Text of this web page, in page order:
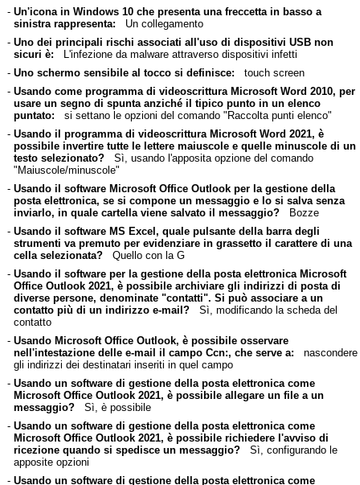
- Un'icona in Windows 10 che presenta una freccetta in basso a
sinistra rappresenta: Un collegamento
- Uno dei principali rischi associati all'uso di dispositivi USB non
sicuri è: L'infezione da malware attraverso dispositivi infetti
- Uno schermo sensibile al tocco si definisce: touch screen
- Usando come programma di videoscrittura Microsoft Word 2010, per
usare un segno di spunta anziché il tipico punto in un elenco
puntato: si settano le opzioni del comando "Raccolta punti elenco"
- Usando il programma di videoscrittura Microsoft Word 2021, è
possibile invertire tutte le lettere maiuscole e quelle minuscole di un
testo selezionato?Sì, usando l'apposita opzione del comando
"Maiuscole/minuscole"
- Usando il software Microsoft Office Outlook per la gestione della
posta elettronica, se si compone un messaggio e lo si salva senza
inviarlo, in quale cartella viene salvato il messaggio?Bozze
- Usando il software MS Excel, quale pulsante della barra degli
strumenti va premuto per evidenziare in grassetto il carattere di una
cella selezionata?Quello con la G
- Usando il software per la gestione della posta elettronica Microsoft
Office Outlook 2021, è possibile archiviare gli indirizzi di posta di
diverse persone, denominate "contatti". Si può associare a un
contatto più di un indirizzo e-mail?Sì, modificando la scheda del
contatto
- Usando Microsoft Office Outlook, è possibile osservare
nell'intestazione delle e-mail il campo Ccn:, che serve a: nascondere
gli indirizzi dei destinatari inseriti in quel campo
- Usando un software di gestione della posta elettronica come
Microsoft Office Outlook 2021, è possibile allegare un file a un
messaggio?Sì, è possibile
- Usando un software di gestione della posta elettronica come
Microsoft Office Outlook 2021, è possibile richiedere l'avviso di
ricezione quando si spedisce un messaggio?Sì, configurando le
apposite opzioni
- Usando un software di gestione della posta elettronica come